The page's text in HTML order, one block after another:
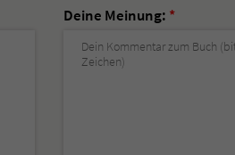
Deine Meinung: *